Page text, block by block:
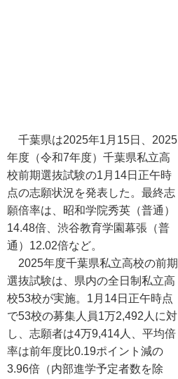
千葉県は2025年1月15日、2025
年度（令和7年度）千葉県私立高
校前期選抜試験の1月14日正午時
点の志願状況を発表した。最終志
願倍率は、昭和学院秀英（普通）
14.48倍、渋谷教育学園幕張（普
通）12.02倍など。
2025年度千葉県私立高校の前期
選抜試験は、県内の全日制私立高
校53校が実施。1月14日正午時点
で53校の募集人員1万2,492人に対
し、志願者は4万9,414人、平均倍
率は前年度比0.19ポイント減の
3.96倍（内部進学予定者数を除